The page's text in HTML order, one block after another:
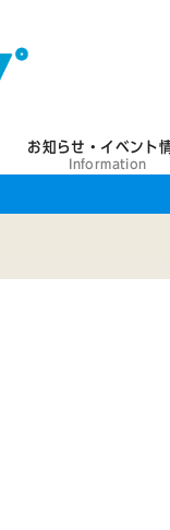
お知らせ・イベント
Information